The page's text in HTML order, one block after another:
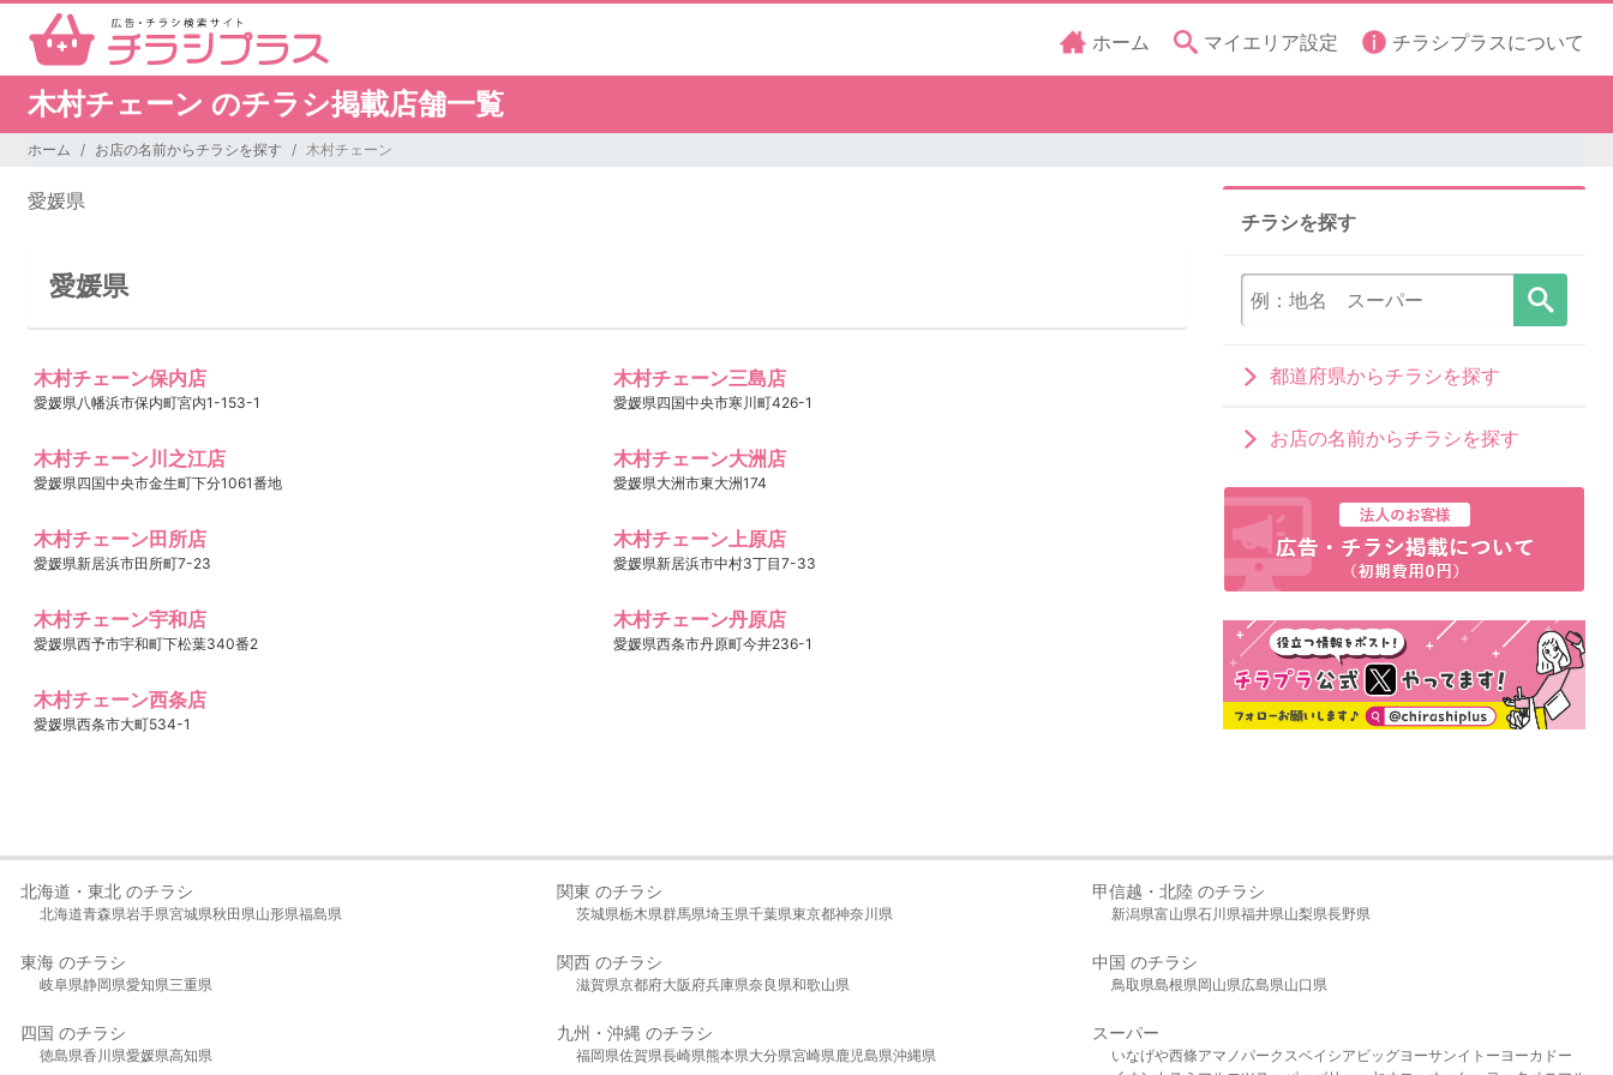
ホーム マイエリア設定 チラシプラスについて
木村チェーン のチラシ掲載店舗一覧
ホーム お店の名前からチラシを探す 木村チェーン
愛媛県
愛媛県
木村チェーン保内店
愛媛県八幡浜市保内町宮内1-153-1
木村チェーン三島店
愛媛県四国中央市寒川町426-1
木村チェーン川之江店
愛媛県四国中央市金生町下分1061番地
木村チェーン大洲店
愛媛県大洲市東大洲174
木村チェーン田所店
愛媛県新居浜市田所町7-23
木村チェーン上原店
愛媛県新居浜市中村3丁目7-33
木村チェーン宇和店
愛媛県西予市宇和町下松葉340番2
木村チェーン丹原店
愛媛県西条市丹原町今井236-1
木村チェーン西条店
愛媛県西条市大町534-1
チラシを探す
都道府県からチラシを探す
お店の名前からチラシを探す
北海道・東北 のチラシ
北海道青森県岩手県宮城県秋田県山形県福島県
関東 のチラシ
茨城県栃木県群馬県埼玉県千葉県東京都神奈川県
甲信越・北陸 のチラシ
新潟県富山県石川県福井県山梨県長野県
東海 のチラシ
岐阜県静岡県愛知県三重県
関西 のチラシ
滋賀県京都府大阪府兵庫県奈良県和歌山県
中国 のチラシ
鳥取県島根県岡山県広島県山口県
四国 のチラシ
徳島県香川県愛媛県高知県
九州・沖縄 のチラシ
福岡県佐賀県長崎県熊本県大分県宮崎県鹿児島県沖縄県
スーパー
いなげや西條アマノパークスベイシア ビッグヨーサンイトーヨーカドー